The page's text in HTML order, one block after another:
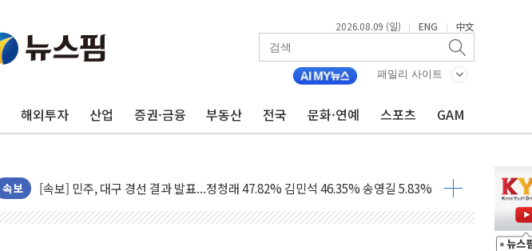
2026.08.09 (일) | ENG | 中文
패밀리 사이트
해외투자 산업 증권·금융 부동산 전국 문화·연예 스포츠 GAM
속보
평택 진위면 공장서 질식사고 발생…작업자 1명 숨져
포항 블루밸리 국가산단에 '철강 AI융합실증센터' 들어선다
상주 낙동강 선착장 하류서 50대 숨진 채 발견...경찰, 조사 중
[종합] 김민석, 정청래에 누적 1.48%p 차 선두 유지...金 46.01% vs 鄭 44.53%
김민석, 강원·대구·경북 경선서 정청래에 승리…金 48.54% vs 鄭 44.40%
[속보] 민주, 강원·대구·경북 경선 결과...김민석 48.54% 정청래 44.40%